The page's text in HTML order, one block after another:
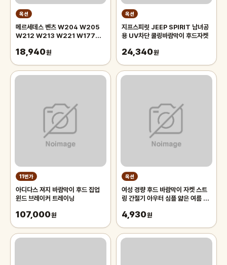
옥션
메르세데스 벤츠 W204 W205
W212 W213 W221 W177
전면 후드 엠블럼
18,940원
옥션
지프스피릿 JEEP SPIRIT 남녀공
용 UV차단 쿨링바람막이 후드자켓
24,340원
11번가
아디다스 져지 바람막이 후드 집업
윈드 브레이커 트레이닝
107,000원
옥션
여성 경량 후드 바람막이 자켓 스트
링 간절기 아우터 심플 얇은 여름 점
4,930원